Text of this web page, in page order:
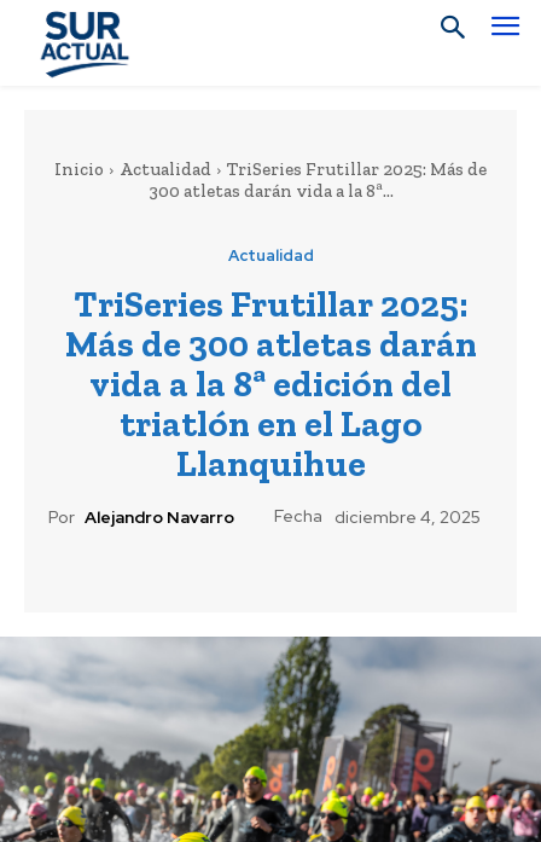
Inicio Actualidad
TriSeries Frutillar 2025: Más de
300 atletas darán vida a la 8ª...
Actualidad
TriSeries Frutillar 2025:
Más de 300 atletas darán
vida a la 8ª edición del
triatlón en el Lago
Llanquihue
Por Alejandro Navarro Fecha diciembre 4, 2025